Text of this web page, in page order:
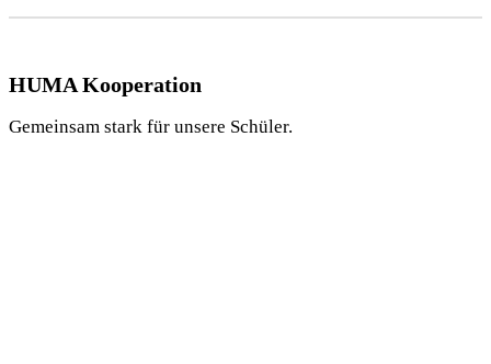
HUMA Kooperation
Gemeinsam stark für unsere Schüler.